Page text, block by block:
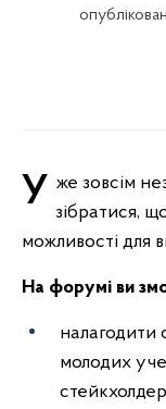
Уже зовсім незабаром молоді науковці зможуть зібратися,
можливості для
На форумі ви
налагодити
молодих